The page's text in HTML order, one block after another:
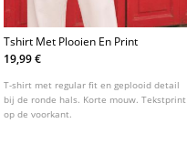
Tshirt Met Plooien En Print
19,99 €
T-shirt met regular fit en geplooid detail
bij de ronde hals. Korte mouw. Tekstprint
op de voorkant.